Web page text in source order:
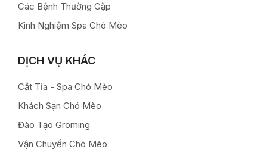
Các Bệnh Thường Gặp
Kinh Nghiệm Spa Chó Mèo
DỊCH VỤ KHÁC
Cắt Tỉa - Spa Chó Mèo
Khách Sạn Chó Mèo
Đào Tạo Groming
Vận Chuyển Chó Mèo